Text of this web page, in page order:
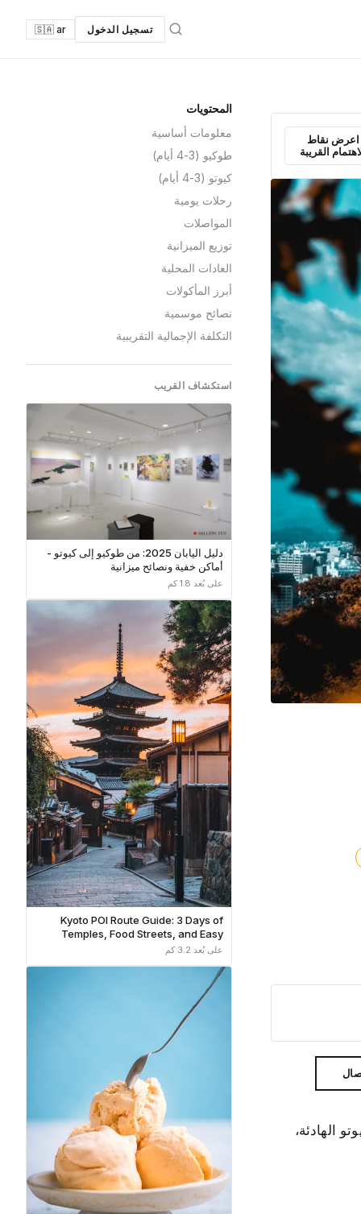
تسجيل الدخول 🇸🇦 ar
اعرض نقاط
القريبة
الهادئة،
المحتويات
معلومات أساسية
طوكيو (3-4 أيام)
كيوتو (3-4 أيام)
رحلات يومية
المواصلات
توزيع الميزانية
العادات المحلية
أبرز المأكولات
نصائح موسمية
التكلفة الإجمالية التقريبية
استكشاف القريب
دليل اليابان 2025: من طوكيو إلى كيوتو -
أماكن خفية ونصائح ميزانية
على بُعد 1.8 كم
Kyoto POI Route Guide: 3 Days of
Temples, Food Streets, and Easy
Transit
على بُعد 3.2 كم